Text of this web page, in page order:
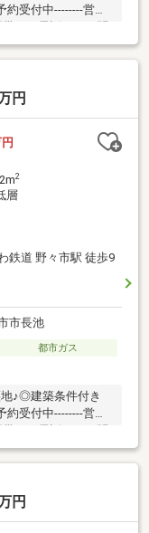
受付中--------営業
わせは【フリーダ
円
2
層
鉄道 野々市駅 徒歩9
市長池
都市ガス
♪◎建築条件付き
受付中--------営業
わせは【フリーダ
円